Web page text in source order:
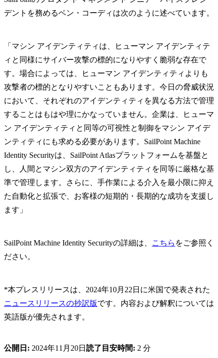
デントを務めるベン・コーディは次のように述べています。
「マシン アイデンティティは、ヒューマン アイデンティテ
ィと同様にサイバー攻撃の標的になりやすく脆弱な存在で
す。場合によっては、ヒューマン アイデンティティよりも
攻撃者の標的となりやすいこともあります。今日の脅威状況
において、それぞれのアイデンティティを異なる方法で管理
することはもはや理にかなっていません。企業は、ヒューマ
ン アイデンティティと同等の可視性と制御をマシン アイデ
ンティティにも求める必要があります。SailPoint Machine
Identity Securityは、SailPoint Atlasプラットフォームを基盤と
し、人間とマシン双方のアイデンティティを同等に厳格な基
準で管理します。さらに、手作業による介入を最小限に抑え
た自動化と拡張で、お客様の短期的・長期的な成功を支援し
ます」
SailPoint Machine Identity Securityの詳細は、 こちら をご参照く
ださい。
*本プレスリリースは、2024年10月22日に米国で発表された
ニュースリリースの抄訳版です。内容および解釈については
英語版が優先されます。
公開日: 2024年11月20日 読了目安時間: 2 分